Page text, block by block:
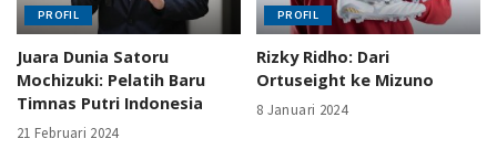
PROFIL
Juara Dunia Satoru
Mochizuki: Pelatih Baru
Timnas Putri Indonesia
21 Februari 2024
PROFIL
Rizky Ridho: Dari
Ortuseight ke Mizuno
8 Januari 2024